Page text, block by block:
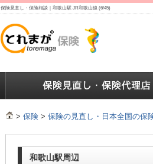
保険見直し・保険相談｜和歌山駅 JR和歌山線 (6/45)
> 保険 > 保険の見直し・日本全国の保
和歌山駅周辺